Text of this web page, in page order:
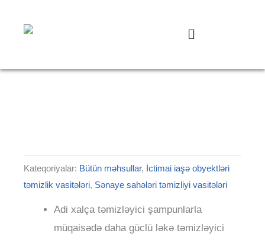
Menu
Kateqoriyalar: Bütün məhsullar, İctimai iaşə obyektləri
təmizlik vasitələri, Sənaye sahələri təmizliyi vasitələri
Adi xalça təmizləyici şampunlarla
müqaisədə daha güclü ləkə təmizləyici
products
products
products